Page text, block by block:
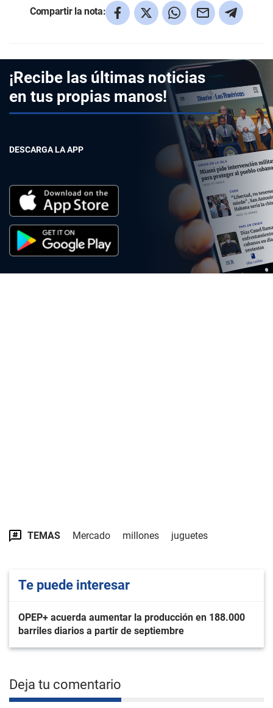
Compartir la nota:
¡Recibe las últimas noticias
en tus propias manos!
DESCARGA LA APP
TEMAS Mercado millones juguetes
Te puede interesar
OPEP+ acuerda aumentar la producción en 188.000
barriles diarios a partir de septiembre
Deja tu comentario